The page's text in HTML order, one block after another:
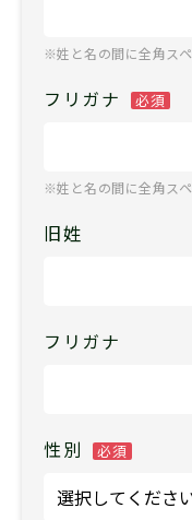
※姓と名の間に全角ス
フリガナ 必須
※姓と名の間に全角ス
旧姓
フリガナ
性別 必須